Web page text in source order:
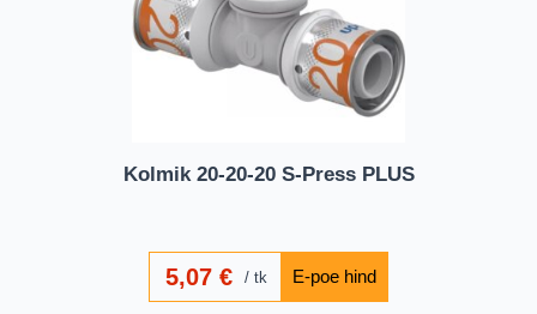
Kolmik 20-20-20 S-Press PLUS
5,07€ tk